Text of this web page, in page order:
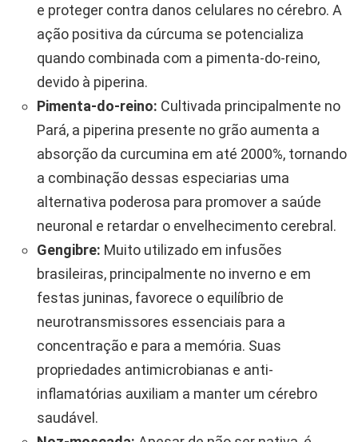
e proteger contra danos celulares no cérebro. A
ação positiva da cúrcuma se potencializa
quando combinada com a pimenta-do-reino,
devido à piperina.
Pimenta-do-reino: Cultivada principalmente no
Pará, a piperina presente no grão aumenta a
absorção da curcumina em até 2000%, tornando
a combinação dessas especiarias uma
alternativa poderosa para promover a saúde
neuronal e retardar o envelhecimento cerebral.
Gengibre: Muito utilizado em infusões
brasileiras, principalmente no inverno e em
festas juninas, favorece o equilíbrio de
neurotransmissores essenciais para a
concentração e para a memória. Suas
propriedades antimicrobianas e anti-
inflamatórias auxiliam a manter um cérebro
saudável.